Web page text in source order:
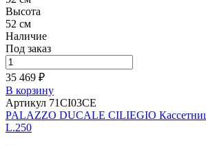
Высота
52 см
Наличие
Под заказ
35 469 ₽
В корзину
Артикул 71CI03CE
PALAZZO DUCALE CILIEGIO
L.250